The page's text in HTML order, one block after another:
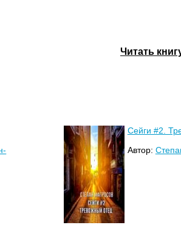
Читать
Сейги #2.
Автор: